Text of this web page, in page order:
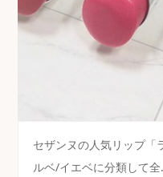
セザンヌの人気リップ「
ルベ/イエベに分類して